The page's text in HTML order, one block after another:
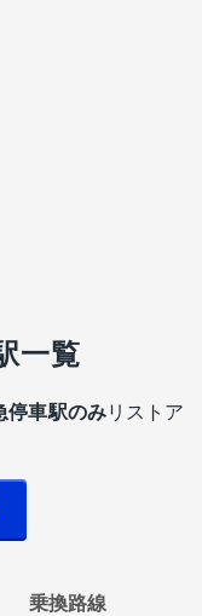
一覧
停車駅のみリストア
乗換路線